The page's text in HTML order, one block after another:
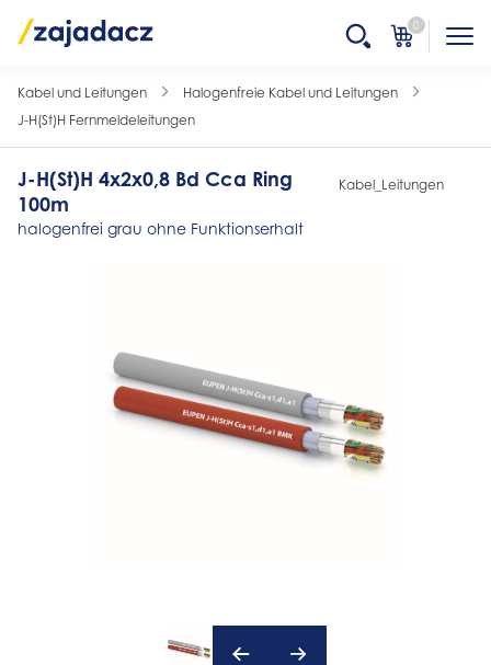
0
Kabel und Leitungen
Halogenfreie Kabel und Leitungen
J-H(St)H Fernmeldeleitungen
J-H(St)H 4x2x0,8 Bd Cca Ring
100m
halogenfrei grau ohne Funktionserhalt
Kabel_Leitungen